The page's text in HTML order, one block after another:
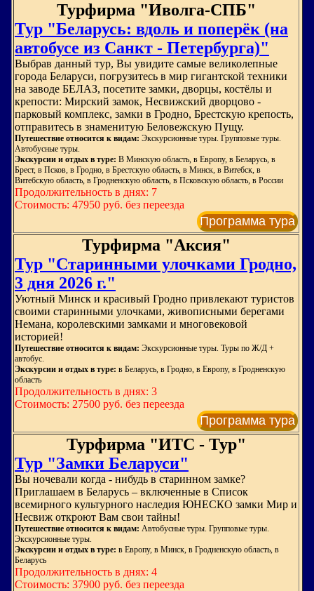
Турфирма "Иволга-СПБ"
Тур "Беларусь: вдоль и поперёк (на
автобусе из Санкт - Петербурга)"
Выбрав данный тур, Вы увидите самые великолепные
города Беларуси, погрузитесь в мир гигантской техники
на заводе БЕЛАЗ, посетите замки, дворцы, костёлы и
крепости: Мирский замок, Несвижский дворцово -
парковый комплекс, замки в Гродно, Брестскую крепость,
отправитесь в знаменитую Беловежскую Пущу.
Путешествие относится к видам: Экскурсионные туры. Групповые туры.
Автобусные туры.
Экскурсии и отдых в туре: В Минскую область, в Европу, в Беларусь, в
Брест, в Псков, в Гродно, в Брестскую область, в Минск, в Витебск, в
Витебскую область, в Гродненскую область, в Псковскую область, в России
Продолжительность в днях: 7
Стоимость: 47950 руб. без переезда
Программа тура
Турфирма "Аксия"
Тур "Старинными улочками Гродно,
3 дня 2026 г."
Уютный Минск и красивый Гродно привлекают туристов
своими старинными улочками, живописными берегами
Немана, королевскими замками и многовековой
историей!
Путешествие относится к видам: Экскурсионные туры. Туры по Ж/Д +
автобус.
Экскурсии и отдых в туре: в Беларусь, в Гродно, в Европу, в Гродненскую
область
Продолжительность в днях: 3
Стоимость: 27500 руб. без переезда
Программа тура
Турфирма "ИТС - Тур"
Тур "Замки Беларуси"
Вы ночевали когда - нибудь в старинном замке?
Приглашаем в Беларусь – включенные в Список
всемирного культурного наследия ЮНЕСКО замки Мир и
Несвиж откроют Вам свои тайны!
Путешествие относится к видам: Автобусные туры. Групповые туры.
Экскурсионные туры.
Экскурсии и отдых в туре: в Европу, в Минск, в Гродненскую область, в
Беларусь
Продолжительность в днях: 4
Стоимость: 37900 руб. без переезда